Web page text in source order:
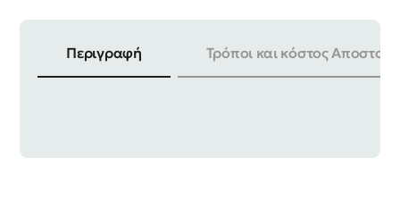
Περιγραφή Τρόποι και κόστος
ΜΗΚΟΣ | 100mm ΣΥΣΚΕΥΑΣΙΑ | 10 TEM